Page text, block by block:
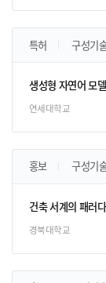
특허 구성기
생성형 자연어 모
연세대학교
홍보 구성기
건축 서계의 패러
경북대학교